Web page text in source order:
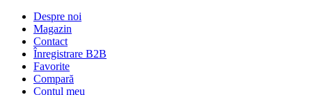
Despre noi
Magazin
Contact
Înregistrare B2B
Favorite
Compară
Contul meu